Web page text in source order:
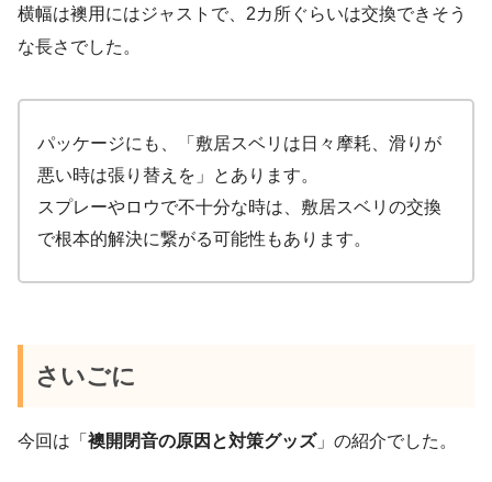
横幅は襖用にはジャストで、2カ所ぐらいは交換できそう
な長さでした。
パッケージにも、「敷居スベリは日々摩耗、滑りが
悪い時は張り替えを」とあります。
スプレーやロウで不十分な時は、敷居スベリの交換
で根本的解決に繋がる可能性もあります。
さいごに
今回は「 襖開閉音の原因と対策グッズ」の紹介でした。